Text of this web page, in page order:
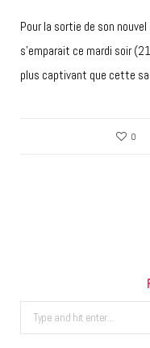
Pour la sortie de son
s’emparait ce mardi soir
plus captivant que cette
0
Search
for: